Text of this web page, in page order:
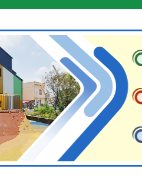
年度第2次代理